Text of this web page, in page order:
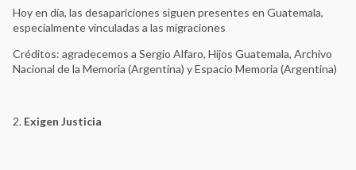
Hoy en día, las desapariciones siguen presentes en Guatemala,
especialmente vinculadas a las migraciones
Créditos: agradecemos a Sergio Alfaro, Hijos Guatemala, Archivo
Nacional de la Memoria (Argentina) y Espacio Memoria (Argentina)
2. Exigen Justicia